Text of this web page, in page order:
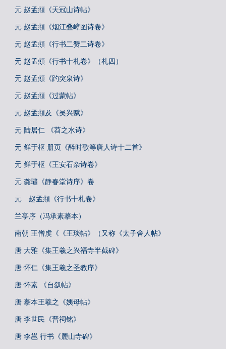
元 赵孟頫《天冠山诗帖》
元 赵孟頫《烟江叠嶂图诗卷》
元 赵孟頫《行书二赞二诗卷》
元 赵孟頫《行书十札卷》（札四）
元 赵孟頫《趵突泉诗》
元 赵孟頫《过蒙帖》
元 赵孟頫及《吴兴赋》
元 陆居仁 《苕之水诗》
元 鲜于枢 册页《醉时歌等唐人诗十二首》
元 鲜于枢《王安石杂诗卷》
元 龚璛《静春堂诗序》卷
元 赵孟頫《行书十札卷》
兰亭序（冯承素摹本）
南朝 王僧虔《《王琰帖》（又称《太子舍人帖》
唐 大雅《集王羲之兴福寺半截碑》
唐 怀仁《集王羲之圣教序》
唐 怀素 《自叙帖》
唐 摹本王羲之《姨母帖》
唐 李世民《晋祠铭》
唐 李邕 行书《麓山寺碑》